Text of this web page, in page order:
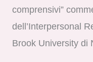
comprensivi”
dell’Interpersonal
Brook University di